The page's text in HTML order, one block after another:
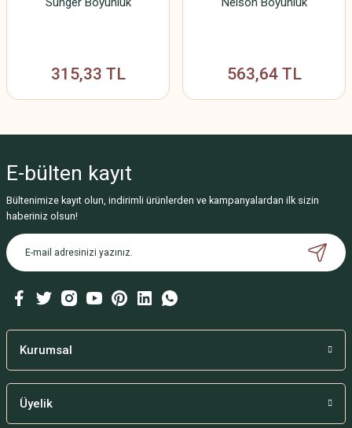
315,33 TL 563,64 TL
E-bülten kayıt
Bültenimize kayıt olun, indirimli ürünlerden ve kampanyalardan ilk sizin
haberiniz olsun!
Kurumsal
Üyelik